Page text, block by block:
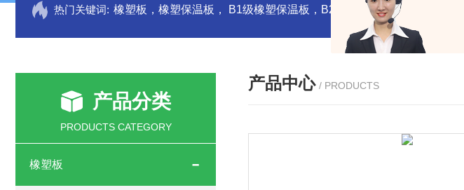
热门关键词:
产品分类
PRODUCTS CATEGORY
橡塑板
产品中心 / PRODUCTS